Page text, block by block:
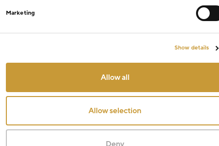
Marketing
Show details
Allow all
Allow selection
Deny